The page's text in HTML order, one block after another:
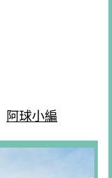
阿球小編